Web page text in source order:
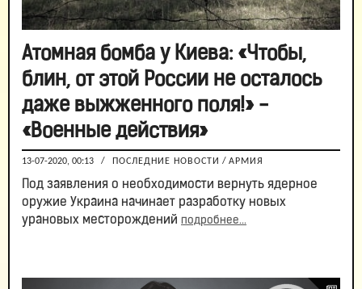
Атомная бомба у Киева: «Чтобы,
блин, от этой России не осталось
даже выжженного поля!» -
«Военные действия»
13-07-2020, 00:13 / ПОСЛЕДНИЕ НОВОСТИ / АРМИЯ
Под заявления о необходимости вернуть ядерное
оружие Украина начинает разработку новых
урановых месторождений подробнее...